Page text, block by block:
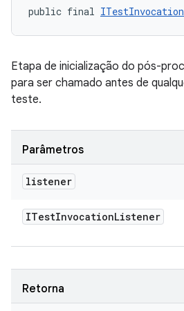
public final
Etapa de inicialização do pós-
para ser chamado antes de
teste.
Parâmetros
listener
ITestInvocationListener
Retorna